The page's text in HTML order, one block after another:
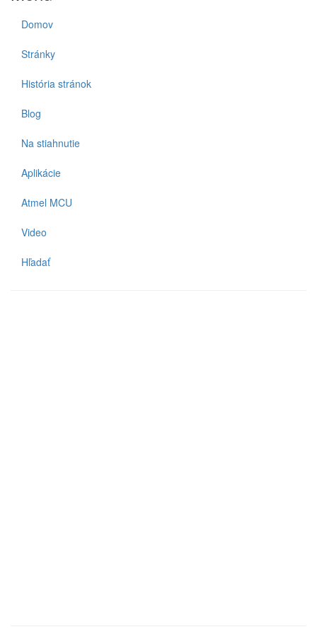
Domov
Stránky
História stránok
Blog
Na stiahnutie
Aplikácie
Atmel MCU
Video
Hľadať